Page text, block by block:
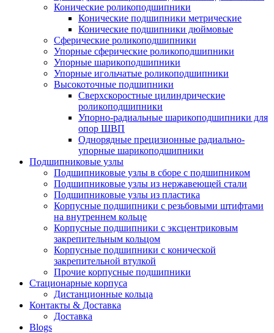
Конические роликоподшипники
Конические подшипники метрические
Конические подшипники дюймовые
Сферические роликоподшипники
Упорные сферические роликоподшипники
Упорные шарикоподшипники
Упорные игольчатые роликоподшипники
Высокоточные подшипники
Сверхскоростные цилиндрические
роликоподшипники
Упорно-радиальные шарикоподшипники для
опор ШВП
Однорядные прецизионные радиально-
упорные шарикоподшипники
Подшипниковые узлы
Подшипниковые узлы в сборе с подшипником
Подшипниковые узлы из нержавеющей стали
Подшипниковые узлы из пластика
Корпусные подшипники с резьбовыми штифтами
на внутреннем кольце
Корпусные подшипники с эксцентриковым
закрепительным кольцом
Корпусные подшипники с конической
закрепительной втулкой
Прочие корпусные подшипники
Стационарные корпуса
Дистанционные кольца
Контакты & Доставка
Доставка
Blogs